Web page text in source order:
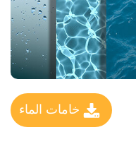
خامات الماء